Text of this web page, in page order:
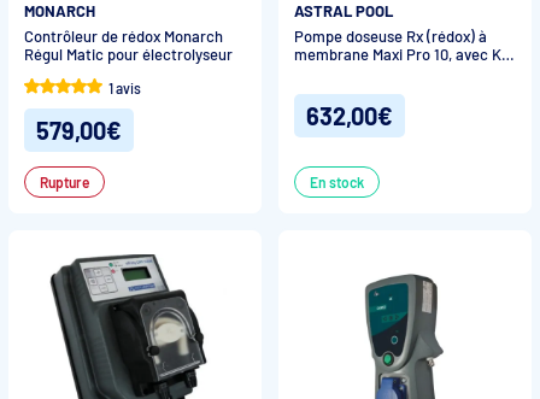
MONARCH
Contrôleur de rédox Monarch
Régul Matic pour électrolyseur
1 avis
579,00€
Rupture
ASTRAL POOL
Pompe doseuse Rx (rédox) à
membrane Maxi Pro 10, avec Kit
632,00€
En stock